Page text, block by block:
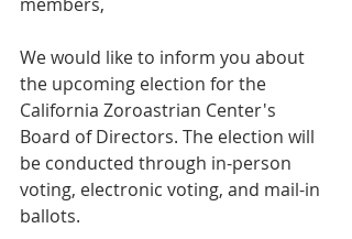
We would like to inform you about
the upcoming election for the
California Zoroastrian Center's
Board of Directors. The election will
be conducted through in-person
voting, electronic voting, and mail-in
ballots.